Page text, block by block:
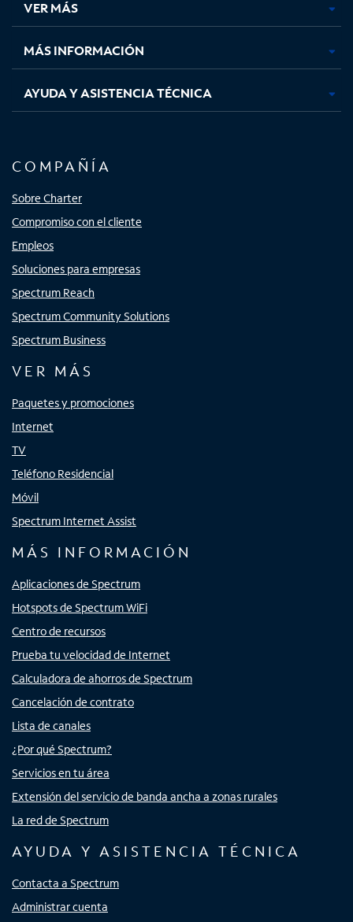
pestaña
nueva
pestaña
nueva
pestaña
nuevanueva
VER MÁS
MÁS INFORMACIÓN
AYUDA Y ASISTENCIA TÉCNICA
COMPAÑÍA
Sobre Charter
Compromiso con el cliente
Empleos
Soluciones para empresas
Spectrum Reach
Spectrum Community Solutions
Spectrum Business
VER MÁS
Paquetes y promociones
Internet
TV
Teléfono Residencial
Móvil
Spectrum Internet Assist
MÁS INFORMACIÓN
Aplicaciones de Spectrum
Hotspots de Spectrum WiFi
Centro de recursos
Prueba tu velocidad de Internet
Calculadora de ahorros de Spectrum
Cancelación de contrato
Lista de canales
¿Por qué Spectrum?
Servicios en tu área
Extensión del servicio de banda ancha a zonas rurales
La red de Spectrum
AYUDA Y ASISTENCIA TÉCNICA
Contacta a Spectrum
Administrar cuenta